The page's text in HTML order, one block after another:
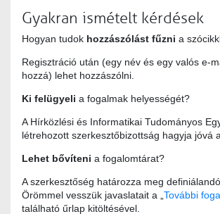
Gyakran ismételt kérdések
Hogyan tudok hozzászólást fűzni a
Regisztráció után (egy név és egy valós e-
hozzá) lehet hozzászólni.
Ki felügyeli a fogalmak helyességét?
A Hírközlési és Informatikai Tudományos
létrehozott szerkesztőbizottság hagyja jóvá
Lehet bővíteni a fogalomtárat?
A szerkesztőség határozza meg
Örömmel vesszük javaslatait a „ További
található űrlap kitöltésével.